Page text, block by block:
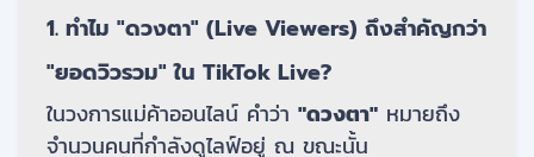
1. ทำไม "ดวงตา" (Live Viewers) ถึงสำคัญกว่า
"ยอดวิวรวม" ใน TikTok Live?
ในวงการแม่ค้าออนไลน์ คำว่า "ดวงตา" หมายถึง
จำนวนคนที่กำลังดูไลฟ์อยู่ ณ ขณะนั้น